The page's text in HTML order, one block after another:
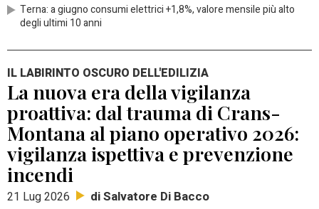
Terna: a giugno consumi elettrici +1,8%, valore mensile più alto
degli ultimi 10 anni
IL LABIRINTO OSCURO DELL'EDILIZIA
La nuova era della vigilanza
proattiva: dal trauma di Crans-
Montana al piano operativo 2026:
vigilanza ispettiva e prevenzione
incendi
21 Lug 2026 di Salvatore Di Bacco